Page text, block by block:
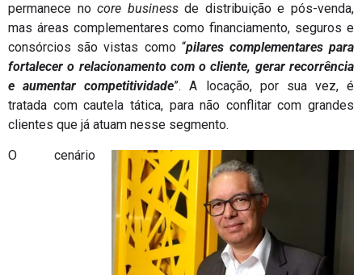
permanece nocore businessde distribuição e pós-venda,
mas áreas complementares como financiamento, seguros e
consórcios são vistas como “pilares complementares para
fortalecer o relacionamento com o cliente, gerar recorrência
e aumentar competitividade”. A locação, por sua vez, é
tratada com cautela tática, para não conflitar com grandes
clientes que já atuam nesse segmento.
O cenário